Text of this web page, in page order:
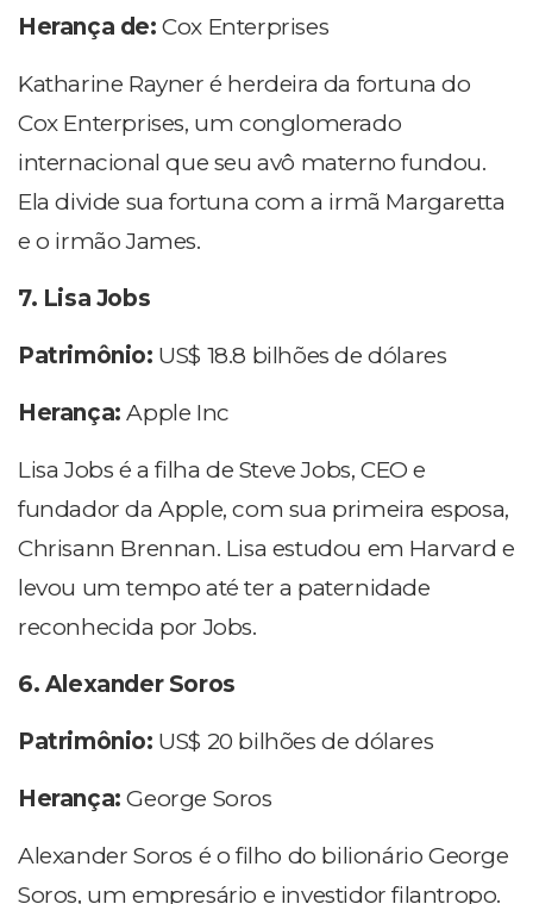
Herança de:Cox Enterprises
Katharine Rayner é herdeira da fortuna do
Cox Enterprises, um conglomerado
internacional que seu avô materno fundou.
Ela divide sua fortuna com a irmã Margaretta
e o irmão James.
7. Lisa Jobs
Patrimônio: US$ 18.8 bilhões de dólares
Herança:Apple Inc
Lisa Jobs é a filha de Steve Jobs, CEO e
fundador da Apple, com sua primeira esposa,
Chrisann Brennan. Lisa estudou em Harvard e
levou um tempo até ter a paternidade
reconhecida por Jobs.
6. Alexander Soros
Patrimônio: US$ 20 bilhões de dólares
Herança:George Soros
Alexander Soros é o filho do bilionário George
Soros, um empresário e investidor filantropo.